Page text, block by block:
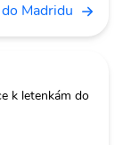
Madridu
k letenkám do